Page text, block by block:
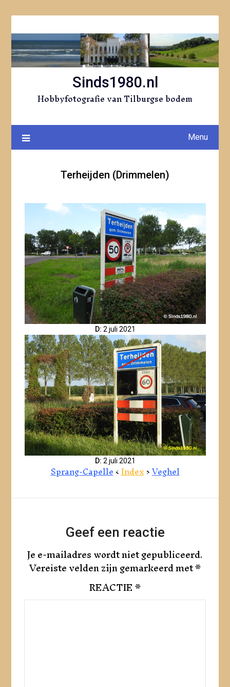
naar
inhoud
Sinds1980.nl
Hobbyfotografie van Tilburgse bodem
Menu
Terheijden (Drimmelen)
D: 2 juli 2021
D: 2 juli 2021
Sprang-Capelle<Index>Veghel
Geef een reactie
Je e-mailadres wordt niet gepubliceerd.
Vereiste velden zijn gemarkeerd met*
REACTIE*